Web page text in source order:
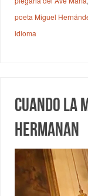
poeta Miguel
idioma
Cuando la
hermanan